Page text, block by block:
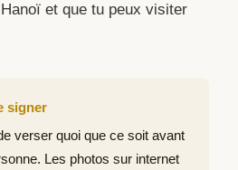
et que tu peux visiter
signer
verser quoi que ce soit avant
Les photos sur internet